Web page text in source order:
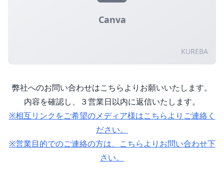
Canva
KUREBA
弊社へのお問い合わせはこちらよりお願いいたします。
内容を確認し、３営業日以内に返信いたします。
※相互リンクをご希望のメディア様はこちらよりご連絡く
ださい。
※営業目的でのご連絡の方は、こちらよりお問い合わせ下
さい。